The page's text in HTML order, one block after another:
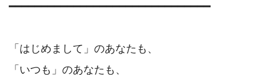
━━━━━━━━━━━━━━━━━━━━━━━━━━━━━━━
「はじめまして」のあなたも、
「いつも」のあなたも、